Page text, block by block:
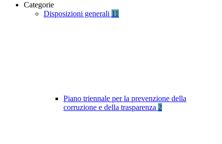
Categorie
Disposizioni generali 11
Piano triennale per la prevenzione della
corruzione e della trasparenza 2